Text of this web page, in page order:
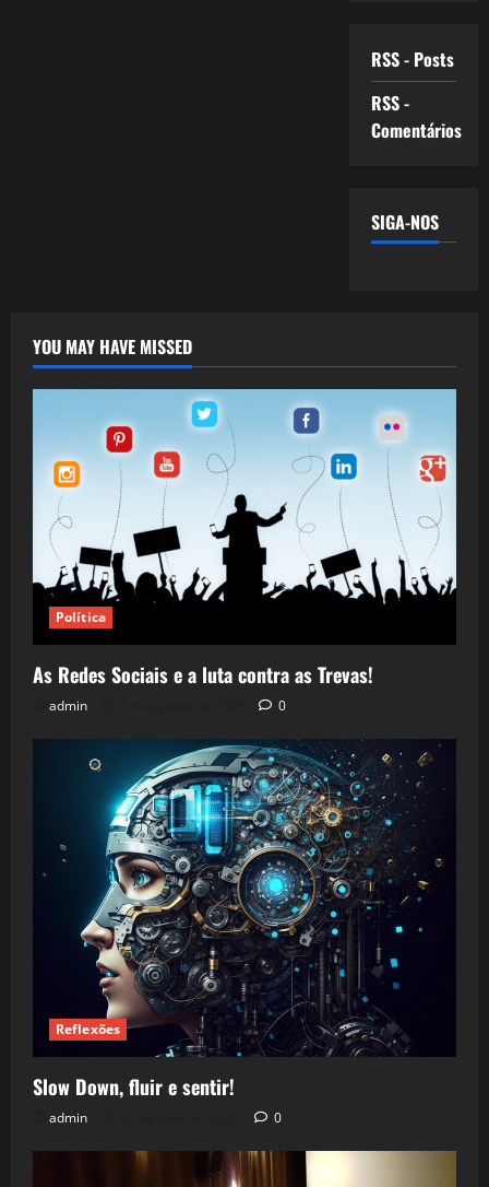
RSS - Posts
RSS -
Comentários
SIGA-NOS
YOU MAY HAVE MISSED
Política
As Redes Sociais e a luta contra as Trevas!
admin 0
Reflexões
Slow Down, fluir e sentir!
admin 0